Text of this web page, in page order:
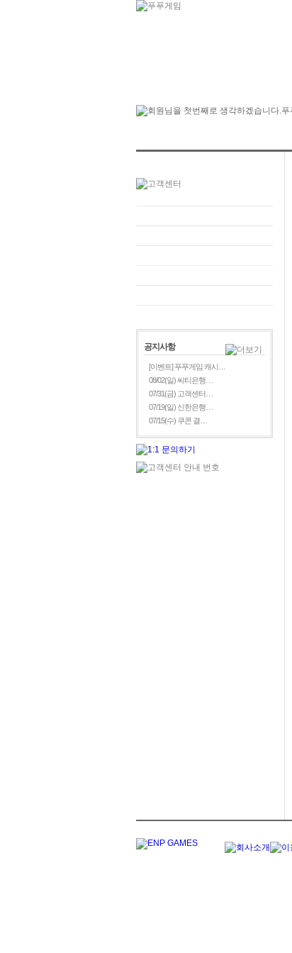
공지사항
[이벤트] 푸푸게임 캐시…
08/02(일) 씨티은행…
07/31(금) 고객센터…
07/19(일) 신한은행…
07/15(수) 쿠콘 결…